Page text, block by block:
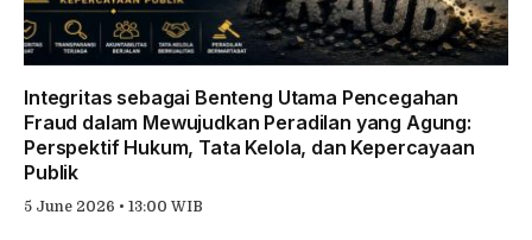
Integritas sebagai Benteng Utama Pencegahan
Fraud dalam Mewujudkan Peradilan yang Agung:
Perspektif Hukum, Tata Kelola, dan Kepercayaan
Publik
5 June 2026 • 13:00 WIB